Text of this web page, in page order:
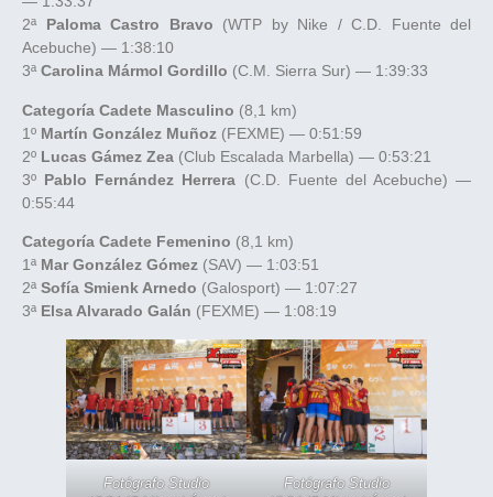
2ª Paloma Castro Bravo (WTP by Nike / C.D. Fuente del
Acebuche) — 1:38:10
3ª Carolina Mármol Gordillo (C.M. Sierra Sur) — 1:39:33
Categoría Cadete Masculino (8,1 km)
1º Martín González Muñoz (FEXME) — 0:51:59
2º Lucas Gámez Zea (Club Escalada Marbella) — 0:53:21
3º Pablo Fernández Herrera (C.D. Fuente del Acebuche) —
0:55:44
Categoría Cadete Femenino (8,1 km)
1ª Mar González Gómez (SAV) — 1:03:51
2ª Sofía Smienk Arnedo (Galosport) — 1:07:27
3ª Elsa Alvarado Galán (FEXME) — 1:08:19
Fotógrafo Studio
Fotógrafo Studio